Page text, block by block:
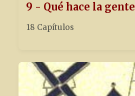
9 - Qué hace la gente
18 Capítulos